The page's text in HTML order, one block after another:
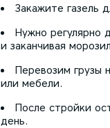
Закажите газель
Нужно регулярно
и заканчивая
Перевозим грузы
или мебели.
После стройки
день.